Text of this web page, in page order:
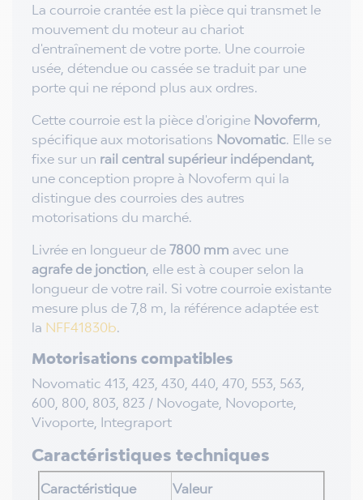
La courroie crantée est la pièce qui transmet le
mouvement du moteur au chariot
d'entraînement de votre porte. Une courroie
usée, détendue ou cassée se traduit par une
porte qui ne répond plus aux ordres.
Cette courroie est la pièce d'origine Novoferm
spécifique aux motorisations Novomatic. Elle se
fixe sur un rail central supérieur indépendant,
une conception propre à Novoferm qui la
distingue des courroies des autres
motorisations du marché.
Livrée en longueur de 7800 mm avec une
agrafe de jonction , elle est à couper selon la
longueur de votre rail. Si votre courroie existante
mesure plus de 7,8 m, la référence adaptée est
la NFF41830b.
Motorisations compatibles
Novomatic 413, 423, 430, 440, 470, 553, 563,
600, 800, 803, 823 / Novogate, Novoporte,
Vivoporte, Integraport
Caractéristiques techniques
Caractéristique Valeur